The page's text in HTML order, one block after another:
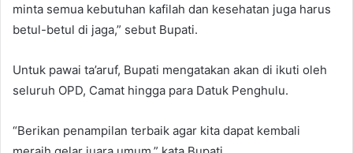
minta semua kebutuhan kafilah dan kesehatan juga harus
betul-betul di jaga,” sebut Bupati.
Untuk pawai ta’aruf, Bupati mengatakan akan di ikuti oleh
seluruh OPD, Camat hingga para Datuk Penghulu.
“Berikan penampilan terbaik agar kita dapat kembali